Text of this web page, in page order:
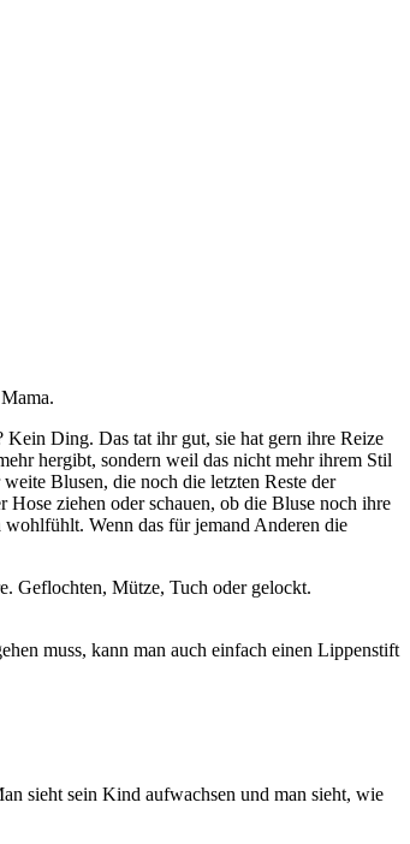
Kein Ding. Das tat ihr gut, sie hat gern ihre Reize
hergibt, sondern weil das nicht mehr ihrem Stil
Blusen, die noch die letzten Reste der
ziehen oder schauen, ob die Bluse noch ihre
wohlfühlt. Wenn das für jemand Anderen die
Geflochten, Mütze, Tuch oder gelockt.
muss, kann man auch einfach einen Lippenstift
sieht sein Kind aufwachsen und man sieht, wie